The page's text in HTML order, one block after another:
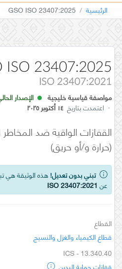
الرئيسية GSO ISO 23407:2025
ISO 23407:2025
ISO 23407:2021
مواصفة قياسية خليجية
الإصدار
· اعتمدت بتاريخ ١٤ أكتوبر ٢٠٢٥
القفازات الواقية ضد المخاطر
(حرارة و/أو حريق)
تبني بدون تعديل! هذه الوثيقة هي
عن ISO 23407:2021
القطاع
قطاع الكيمياء والغزل والنسيج
ICS - 13.340.40
قفازات حماية اليدين